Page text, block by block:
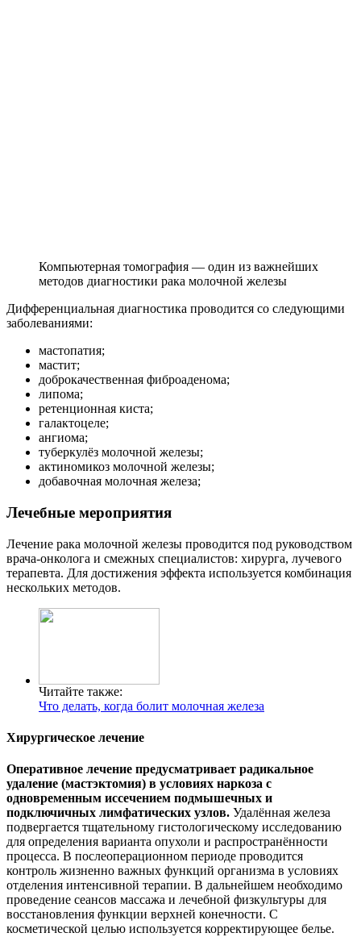
Компьютерная томография — один из важнейших
методов диагностики рака молочной железы
Дифференциальная диагностика проводится со следующими
заболеваниями:
мастопатия;
мастит;
доброкачественная фиброаденома;
липома;
ретенционная киста;
галактоцеле;
ангиома;
туберкулёз молочной железы;
актиномикоз молочной железы;
добавочная молочная железа;
Лечебные мероприятия
Лечение рака молочной железы проводится под руководством
врача-онколога и смежных специалистов: хирурга, лучевого
терапевта. Для достижения эффекта используется комбинация
нескольких методов.
Читайте также:
Что делать, когда болит молочная железа
Хирургическое лечение
Оперативное лечение предусматривает радикальное
удаление (мастэктомия) в условиях наркоза с
одновременным иссечением подмышечных и
подключичных лимфатических узлов. Удалённая железа
подвергается тщательному гистологическому исследованию
для определения варианта опухоли и распространённости
процесса. В послеоперационном периоде проводится
контроль жизненно важных функций организма в условиях
отделения интенсивной терапии. В дальнейшем необходимо
проведение сеансов массажа и лечебной физкультуры для
восстановления функции верхней конечности. С
косметической целью используется корректирующее белье.